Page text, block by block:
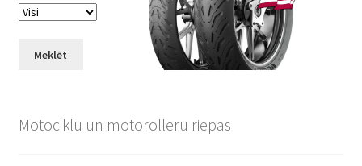
Meklēt
Motociklu un motorolleru riepas